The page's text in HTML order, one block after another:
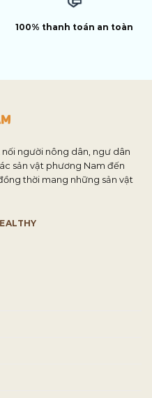
100% thanh toán an toàn
người nông dân, ngư dân
sản vật phương Nam đến
thời mang những sản vật